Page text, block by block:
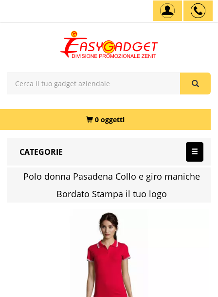
0 oggetti
CATEGORIE
Polo donna Pasadena Collo e giro maniche
Bordato Stampa il tuo logo